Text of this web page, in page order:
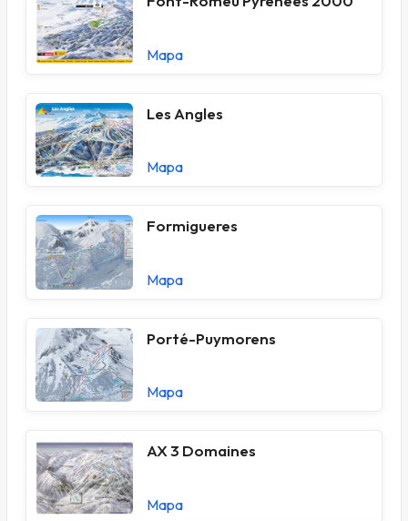
Mapa
Les Angles
Mapa
Formigueres
Mapa
Porté-Puymorens
Mapa
AX 3 Domaines
Mapa